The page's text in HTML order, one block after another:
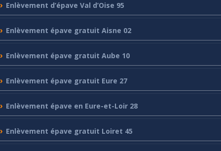
Enlèvement d’épave Val d’Oise 95
Enlèvement épave gratuit Aisne 02
Enlèvement épave gratuit Aube 10
Enlèvement épave gratuit Eure 27
Enlèvement épave en Eure-et-Loir 28
Enlèvement épave gratuit Loiret 45